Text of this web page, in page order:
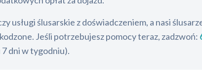
usługi ślusarskie z doświadczeniem, a nasi
Jeśli potrzebujesz pomocy teraz, zadzwoń:
dni w tygodniu).